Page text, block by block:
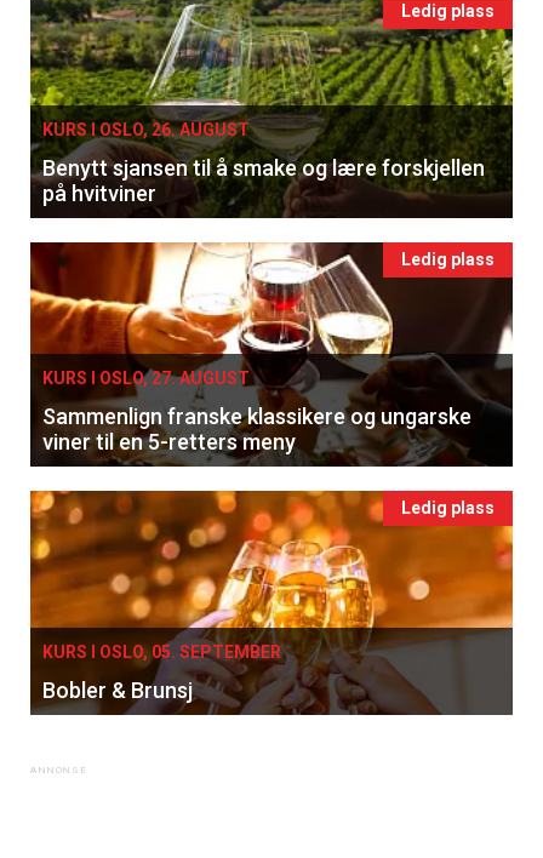
Ledig plass
KURS I OSLO, 26. AUGUST
Benytt sjansen til å smake og lære forskjellen
på hvitviner
Ledig plass
KURS I OSLO, 27. AUGUST
Sammenlign franske klassikere og ungarske
viner til en 5-retters meny
Ledig plass
KURS I OSLO, 05. SEPTEMBER
Bobler & Brunsj